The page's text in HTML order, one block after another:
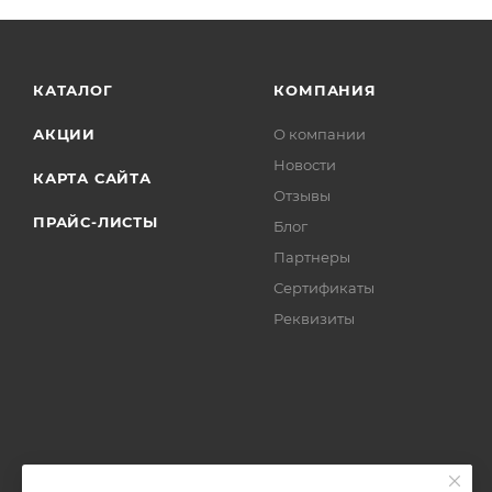
КАТАЛОГ
АКЦИИ
КАРТА САЙТА
ПРАЙС-ЛИСТЫ
КОМПАНИЯ
О компании
Новости
Отзывы
Блог
Партнеры
Сертификаты
Реквизиты